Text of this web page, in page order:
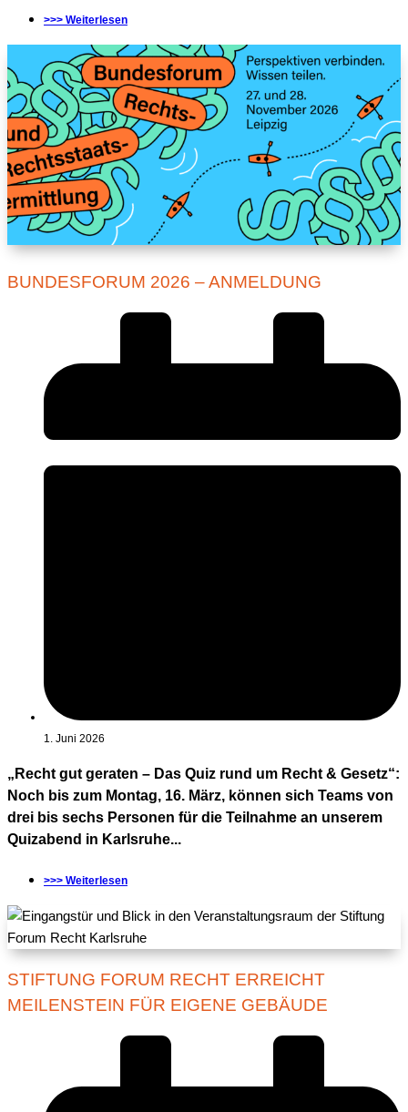
>>> Weiterlesen
BUNDESFORUM 2026 – ANMELDUNG
1. Juni 2026
„Recht gut geraten – Das Quiz rund um Recht & Gesetz“:
Noch bis zum Montag, 16. März, können sich Teams von
drei bis sechs Personen für die Teilnahme an unserem
Quizabend in Karlsruhe...
>>> Weiterlesen
STIFTUNG FORUM RECHT ERREICHT
MEILENSTEIN FÜR EIGENE GEBÄUDE